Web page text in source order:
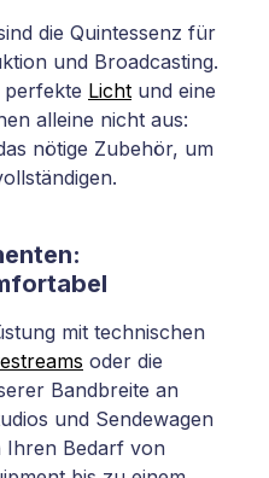
die Quintessenz für
und Broadcasting.
perfekte Licht und eine
alleine nicht aus:
nötige Zubehör, um
mit technischen
oder die
Bandbreite an
und Sendewagen
Ihren Bedarf von